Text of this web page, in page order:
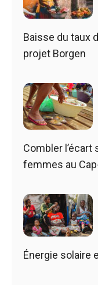
Baisse du taux
projet Borgen
Combler
femmes au
Énergie solaire